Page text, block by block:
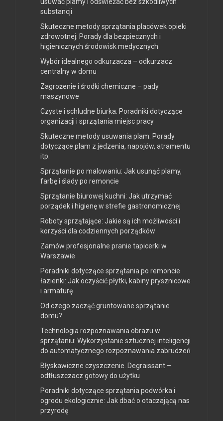
substancji
Skuteczne metody sprzątania placówek opieki
zdrowotnej: Porady dla bezpiecznych i
higienicznych środowisk medycznych
Wybór idealnego odkurzacza – odkurzacz
centralny w domu
Zagrożenie i środki chemiczne – pady
maszynowe
Czyste i schludne biurka: Poradniki dotyczące
organizacji i sprzątania miejsc pracy
Skuteczne metody usuwania plam: Porady
dotyczące plam z jedzenia, napojów, atramentu
itp.
Sprzątanie po malowaniu: Jak usunąć plamy,
farbę i ślady po remoncie
Sprzątanie biurowej kuchni: Jak utrzymać
porządek i higienę w strefie gastronomicznej
Roboty sprzątające: Jakie są ich możliwości i
korzyści dla codziennych porządków
Zamów profesjonalne pranie tapicerki w
Warszawie
Poradniki dotyczące sprzątania po remoncie
łazienki: Jak oczyścić płytki, kabiny prysznicowe
i armaturę
Od czego zacząć gruntowane sprzątanie
domu?
Technologia rozpoznawania obrazu w
sprzątaniu: Wykorzystanie sztucznej inteligencji
do automatycznego rozpoznawania zabrudzeń
Błyskawiczne czyszczenie. Degraissant –
odtłuszczacz gotowy do użytku
Poradniki dotyczące sprzątania podwórka i
ogrodu ekologicznie: Jak dbać o otaczającą nas
przyrodę